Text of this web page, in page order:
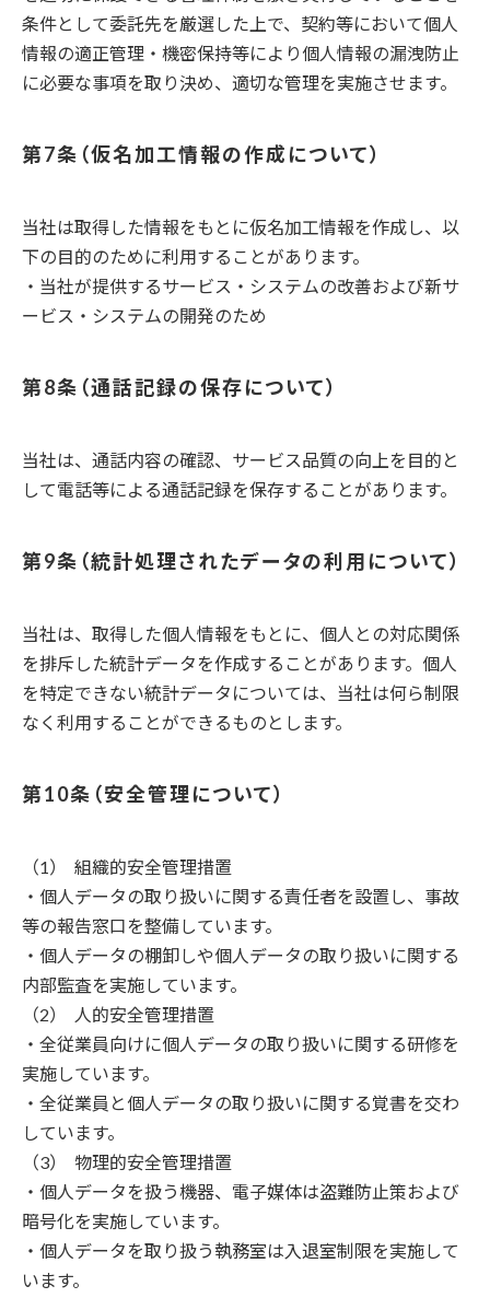
条件として委託先を厳選した上で、契約等において個人
情報の適正管理・機密保持等により個人情報の漏洩防止
に必要な事項を取り決め、適切な管理を実施させます。
仮名加工情報の作成について
当社は取得した情報をもとに仮名加工情報を作成し、以
下の目的のために利用することがあります。
・当社が提供するサービス・システムの改善および新サ
ービス・システムの開発のため
通話記録の保存について
当社は、通話内容の確認、サービス品質の向上を目的と
して電話等による通話記録を保存することがあります。
統計処理されたデータの利用について
当社は、取得した個人情報をもとに、個人との対応関係
を排斥した統計データを作成することがあります。個人
を特定できない統計データについては、当社は何ら制限
なく利用することができるものとします。
安全管理について
組織的安全管理措置
・個人データの取り扱いに関する責任者を設置し、事故
等の報告窓口を整備しています。
・個人データの棚卸しや個人データの取り扱いに関する
内部監査を実施しています。
人的安全管理措置
・全従業員向けに個人データの取り扱いに関する研修を
実施しています。
・全従業員と個人データの取り扱いに関する覚書を交わ
しています。
物理的安全管理措置
・個人データを扱う機器、電子媒体は盗難防止策および
暗号化を実施しています。
・個人データを取り扱う執務室は入退室制限を実施して
います。